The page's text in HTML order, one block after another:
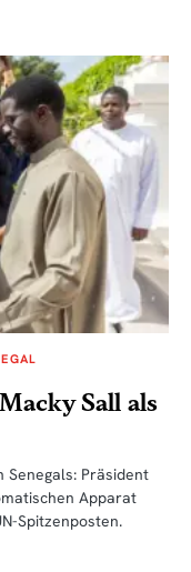
Sall als
Senegals: Präsident
Apparat
Spitzenposten.